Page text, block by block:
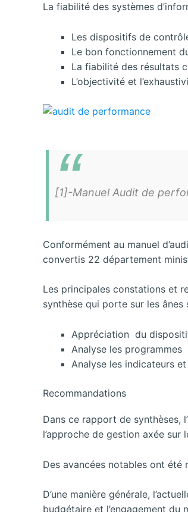
La fiabilité des systèmes
Les dispositifs de
Le bon fonctionnement
La fiabilité des résultats
L’objectivité et
[1]-Manuel Audit de
Conformément au manuel
convertis 22 département
Les principales constations et
synthèse qui porte sur les ânes
Appréciation du
Analyse les programmes
Analyse les indicateurs
Recommandations
Dans ce rapport de synthèses,
l’approche de gestion axée
Des avancées notables ont été
D’une manière générale,
budgétaire et l’engagement